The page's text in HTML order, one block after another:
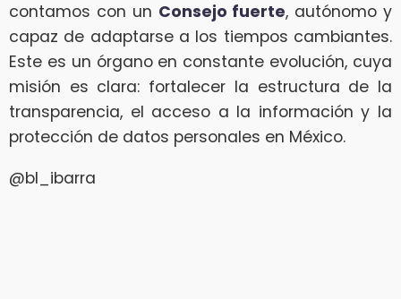
contamos con un Consejo fuerte, autónomo y
capaz de adaptarse a los tiempos cambiantes.
Este es un órgano en constante evolución, cuya
misión es clara: fortalecer la estructura de la
transparencia, el acceso a la información y la
protección de datos personales en México.
@bl_ibarra